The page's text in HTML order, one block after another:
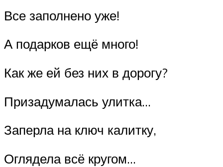
Все заполнено уже!
А подарков ещё много!
Как же ей без них в дорогу?
Призадумалась улитка…
Заперла на ключ калитку,
Оглядела всё кругом…